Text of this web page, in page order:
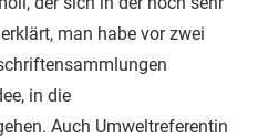
man habe vor zwei
in die
Auch Umweltreferentin